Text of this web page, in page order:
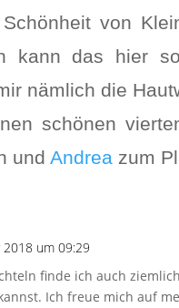
von
kann das hier
nämlich die
schönen
undAndrea zum
um 09:29
finde ich auch
Ich freue mich auf